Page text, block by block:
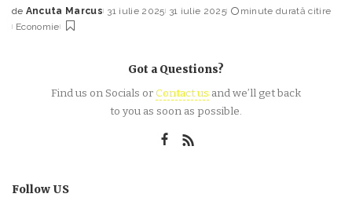
Posted
by
de Ancuta Marcus 31 iulie 2025 31 iulie 2025
minute durată citire
Economie
Got a Questions?
Find us on Socials orContact us and we’ll get back
to you as soon as possible.
Follow US